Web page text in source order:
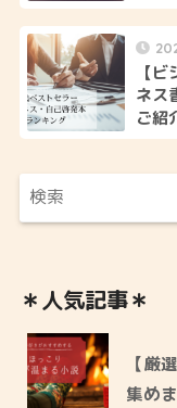
【
ネス
ご紹
＊人気記事＊
【厳
集め